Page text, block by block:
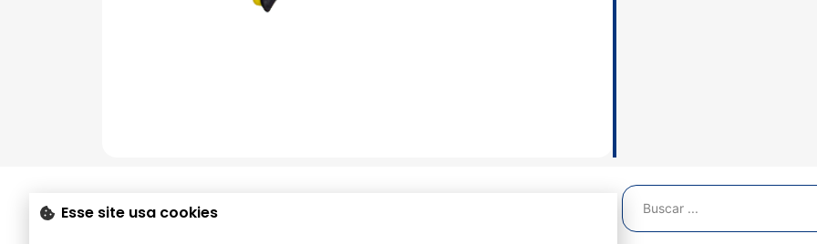
Não encontrou o que precisava?
Esse site usa cookies